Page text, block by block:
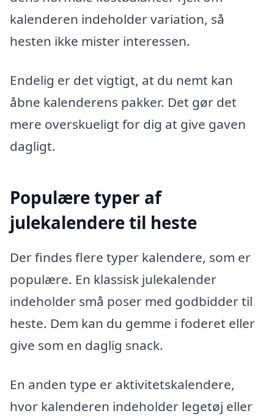
kalenderen indeholder variation, så
hesten ikke mister interessen.
Endelig er det vigtigt, at du nemt kan
åbne kalenderens pakker. Det gør det
mere overskueligt for dig at give gaven
dagligt.
Populære typer af
julekalendere til heste
Der findes flere typer kalendere, som er
populære. En klassisk julekalender
indeholder små poser med godbidder til
heste. Dem kan du gemme i foderet eller
give som en daglig snack.
En anden type er aktivitetskalendere,
hvor kalenderen indeholder legetøj eller